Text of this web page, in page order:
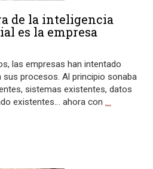
de la inteligencia
es la empresa
las empresas han intentado
sus procesos. Al principio sonaba
sistemas existentes, datos
existentes… ahora con …